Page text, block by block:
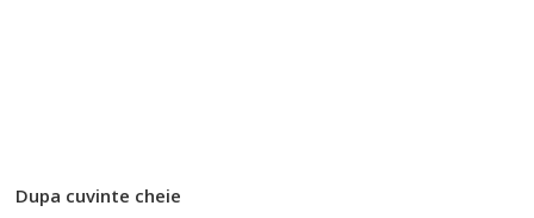
Dupa cuvinte cheie